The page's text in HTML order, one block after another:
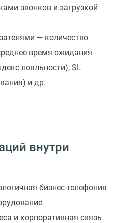
звонков и загрузкой
— количество
время ожидания
лояльности), SL
и др.
внутри
бизнес-телефония
и корпоративная связь